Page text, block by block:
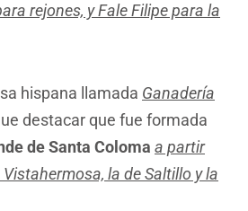
rejones, y Fale Filipe para la
hispana llamada Ganadería
destacar que fue formada
de Santa Coloma a partir
la de Saltillo y la